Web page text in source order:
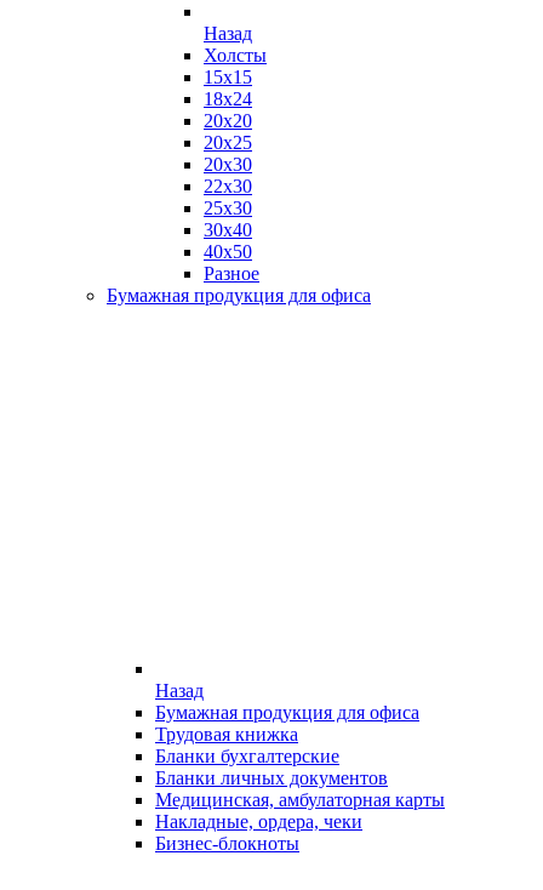
Назад
Холсты
15х15
18х24
20х20
20х25
20х30
22х30
25х30
30х40
40х50
Разное
Бумажная продукция для офиса
Назад
Бумажная продукция для офиса
Трудовая книжка
Бланки бухгалтерские
Бланки личных документов
Медицинская, амбулаторная карты
Накладные, ордера, чеки
Бизнес-блокноты